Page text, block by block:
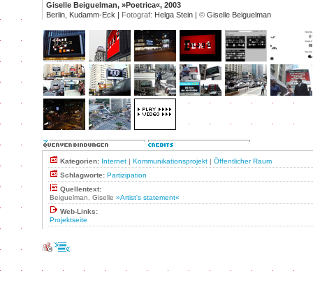
Giselle Beiguelman, »Poetrica«, 2003
Berlin, Kudamm-Eck | Fotograf: Helga Stein | © Giselle Beiguelman
Kategorien: Internet | Kommunikationsprojekt | Öffentlicher Raum
Schlagworte: Partizipation
Quellentext:
Beiguelman, Giselle »Artist's statement«
Web-Links:
Projektseite